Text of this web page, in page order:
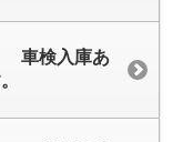
検入庫あ